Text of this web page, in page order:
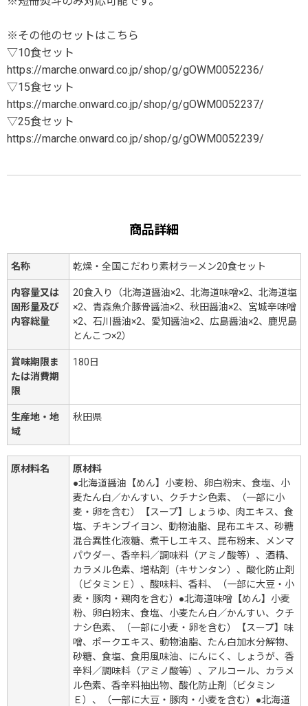
※その他のセットはこちら
▽10食セット
https://marche.onward.co.jp/shop/g/gOWM0052236/
▽15食セット
https://marche.onward.co.jp/shop/g/gOWM0052237/
▽25食セット
https://marche.onward.co.jp/shop/g/gOWM0052239/
商品詳細
名称 乾燥・全国こだわり素材ラーメン20食セット
内容量又は
固形量及び
内容総量
20食入り（北海道醤油×2、北海道味噌×2、北海道塩
×2、青森魚介豚骨醤油×2、秋田醤油×2、宮城辛味噌
×2、石川醤油×2、愛知醤油×2、広島醤油×2、鹿児島
とんこつ×2）
賞味期限ま
たは消費期
限
180日
生産地・地
域
秋田県
原材料名
原材料
●北海道醤油【めん】小麦粉、卵白粉末、食塩、小
麦たん白／かんすい、クチナシ色素、（一部に小
麦・卵を含む）【スープ】しょうゆ、肉エキス、食
塩、チキンブイヨン、動物油脂、昆布エキス、砂糖
混合異性化液糖、煮干しエキス、昆布粉末、メンマ
パウダー、香辛料／調味料（アミノ酸等）、酒精、
カラメル色素、増粘剤（キサンタン）、酸化防止剤
（ビタミンＥ）、酸味料、香料、（一部に大豆・小
麦・豚肉・鶏肉を含む）●北海道味噌【めん】小麦
粉、卵白粉末、食塩、小麦たん白／かんすい、クチ
ナシ色素、（一部に小麦・卵を含む）【スープ】味
噌、ポークエキス、動物油脂、たん白加水分解物、
砂糖、食塩、食用風味油、にんにく、しょうが、香
辛料／調味料（アミノ酸等）、アルコール、カラメ
ル色素、香辛料抽出物、酸化防止剤（ビタミン
Ｅ）、（一部に大豆・豚肉・小麦を含む）●北海道